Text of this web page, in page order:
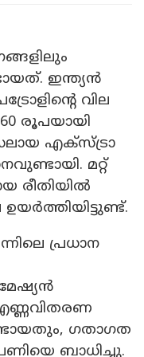
ഇന്ത്യൻ
വില
രൂപയായി
എക്സ്ട്രാ
മറ്റ്
രീതിയിൽ
പ്രധാന
ഗതാഗത
ബാധിച്ചു.